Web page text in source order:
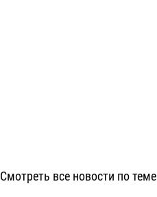
Смотреть все новости по теме